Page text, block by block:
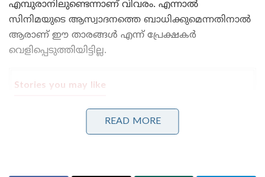
എമ്പുരാനിലുണ്ടെന്നാണ് വിവരം. എന്നാൽ
സിനിമയുടെ ആസ്വാദനത്തെ ബാധിക്കുമെന്നതിനാൽ
ആരാണ് ഈ താരങ്ങൾ എന്ന് പ്രേക്ഷകർ
വെളിപ്പെടുത്തിയിട്ടില്ല.
Stories you may like
പാർട്ടിക്ക് വേണ്ടി പ്രതികരിച്ചതിനാണ് കള്ളക്കേസിൽ
ജയിലിൽ അടയ്ക്കപ്പെട്ടത്, പിന്തുണ വേണ്ട, പിന്നിൽ
നിന്ന് കുത്തരുത്; ജയരാജനെതിരെ ആഞ്ഞടിച്ച്
READ MORE